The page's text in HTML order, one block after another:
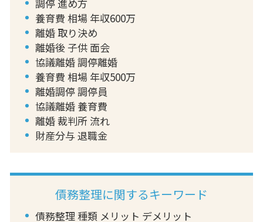
調停 進め方
養育費 相場 年収600万
離婚 取り決め
離婚後 子供 面会
協議離婚 調停離婚
養育費 相場 年収500万
離婚調停 調停員
協議離婚 養育費
離婚 裁判所 流れ
財産分与 退職金
債務整理に関するキーワード
債務整理 種類 メリット デメリット